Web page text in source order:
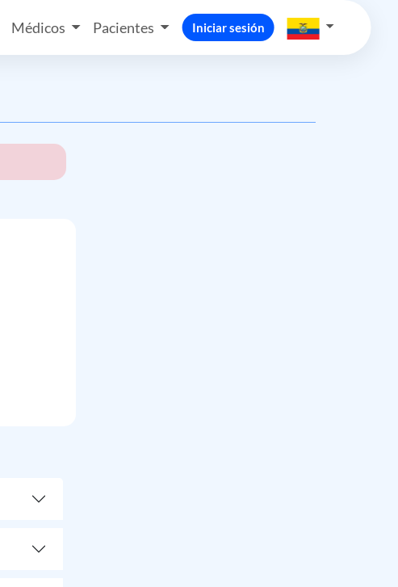
Médicos Pacientes Iniciar sesión